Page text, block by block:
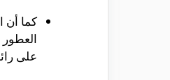
كما أن
على